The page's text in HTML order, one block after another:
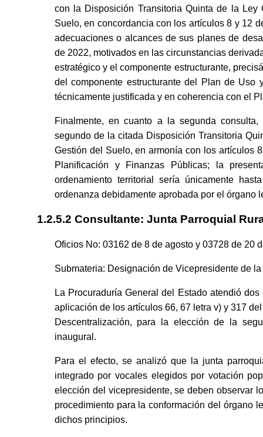
con la Disposición Transitoria Quinta de la Ley
Suelo, en concordancia con los artículos 8 y 12
adecuaciones o alcances de sus planes de
de 2022, motivados en las circunstancias
estratégico y el componente estructurante,
del componente estructurante del Plan de
técnicamente justificada y en coherencia con el
Finalmente, en cuanto a la segunda
segundo de la citada Disposición Transitoria
Gestión del Suelo, en armonía con los artículos
Planificación y Finanzas Públicas; la
ordenamiento territorial sería únicamente
ordenanza debidamente aprobada por el órgano
1.2.5.2 Consultante: Junta Parroquial
Oficios No: 03162 de 8 de agosto y 03728 de 20
Submateria: Designación de Vicepresidente de
La Procuraduría General del Estado atendió
aplicación de los artículos 66, 67 letra v) y 317
Descentralización, para la elección de la
inaugural.
Para el efecto, se analizó que la junta
integrado por vocales elegidos por votación
elección del vicepresidente, se deben observar
procedimiento para la conformación del órgano
dichos principios.